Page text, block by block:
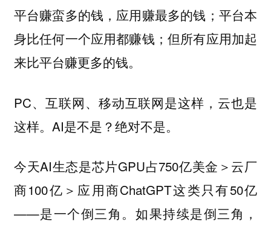
平台赚蛮多的钱，应用赚最多的钱；平台本
身比任何一个应用都赚钱；但所有应用加起
来比平台赚更多的钱。
PC、互联网、移动互联网是这样，云也是
这样。AI是不是？绝对不是。
今天AI生态是芯片GPU占750亿美金＞云厂
商100亿＞应用商ChatGPT这类只有50亿
——是一个倒三角。如果持续是倒三角，